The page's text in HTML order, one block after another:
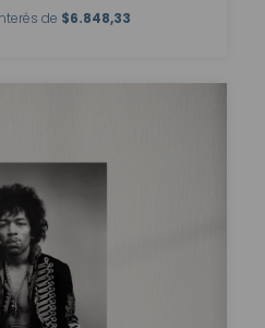
de $6.848,33